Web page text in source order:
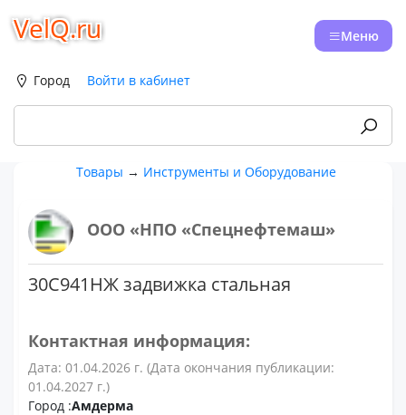
VelQ.ru Меню
Город Войти в кабинет
Товары → Инструменты и Оборудование
ООО «НПО «Спецнефтемаш»
30С941НЖ задвижка стальная
Контактная информация:
Дата: 01.04.2026 г. (Дата окончания публикации:
01.04.2027 г.)
Город :Амдерма